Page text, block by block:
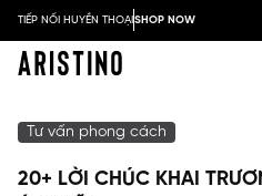
TIẾP NỐI HUYỀN THOẠISHOP NOW
Tư vấn phong cách
20+ LỜI CHÚC KHAI